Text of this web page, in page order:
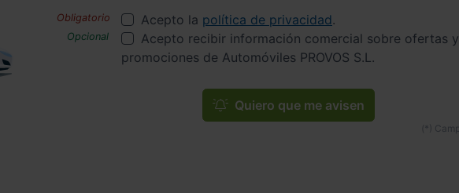
Acepto la política de privacidad.
Acepto recibir información comercial sobre ofertas y
promociones de Automóviles PROVOS S.L.
Quiero que me avisen